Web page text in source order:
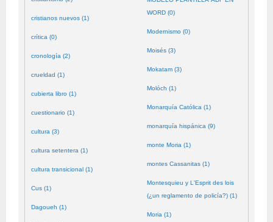
cristianos nuevos (1)
crítica (0)
cronología (2)
crueldad (1)
cubierta libro (1)
cuestionario (1)
cultura (3)
cultura setentera (1)
cultura transicional (1)
Cus (1)
Dagoueh (1)
WORD (0)
Modernismo (0)
Moisés (3)
Mokatam (3)
Molóch (1)
Monarquía Católica (1)
monarquía hispánica (9)
monte Moria (1)
montes Cassanitas (1)
Montesquieu y L'Esprit des lois
(¿un reglamento de policía?) (1)
Moria (1)